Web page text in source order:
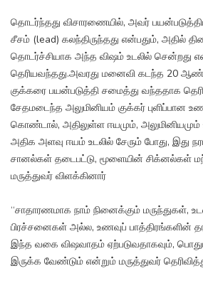
தொடர்ந்தது விசாரணையில், அவர்
சீசம் (lead) கலந்திருந்தது என்பதும், அதில்
தொடர்ச்சியாக அந்த விஷம் உடலில் சென்றது
தெரியவந்தது.அவரது மனைவி கடந்த 20
குக்கரை பயன்படுத்தி சமைத்து வந்ததாக
சேதமடைந்த அலுமினியம் குக்கர் புளிப்பான
கொண்டால், அதிலுள்ள ஈயமும், அலுமினியமும்
அதிக அளவு ஈயம் உடலில் சேரும் போது, இது
சானல்கள் தடைபட்டு, மூளையின் சிக்னல்கள்
மருத்துவர் விளக்கினார்
“சாதாரணமாக நாம் நினைக்கும் மருந்துகள்,
பிரச்சனைகள் அல்ல, உணவுப் பாத்திரங்களின்
இந்த வகை விஷவாதம் ஏற்படுவதாகவும்,
இருக்க வேண்டும் என்றும் மருத்துவர்